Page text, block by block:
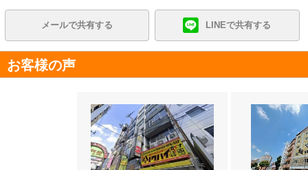
メールで共有する LINEで共有する
お客様の声